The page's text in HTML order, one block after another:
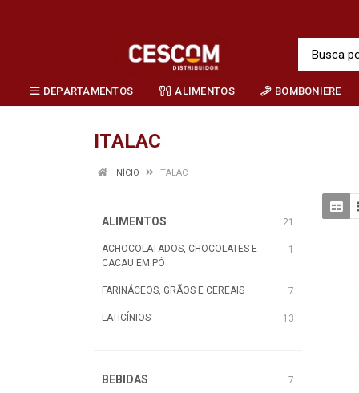
DEPARTAMENTOS ALIMENTOS BOMBONIERE
ITALAC
INÍCIO ITALAC
ALIMENTOS 21
ACHOCOLATADOS, CHOCOLATES E
CACAU EM PÓ
1
FARINÁCEOS, GRÃOS E CEREAIS 7
LATICÍNIOS 13
BEBIDAS 7